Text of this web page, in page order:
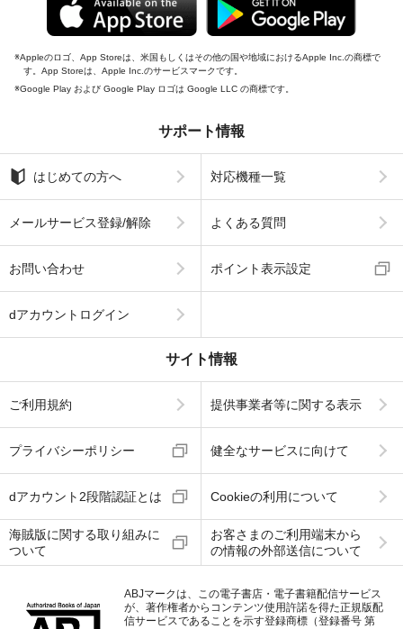
Appleのロゴ、App Storeは、米国もしくはその他の国や地域におけるApple Inc.の商標で
す。App Storeは、Apple Inc.のサービスマークです。
Google Play および Google Play ロゴは Google LLC の商標です。
サポート情報
はじめての方へ 対応機種一覧
メールサービス登録/解除 よくある質問
お問い合わせ ポイント表示設定
dアカウントログイン
サイト情報
ご利用規約 提供事業者等に関する表示
プライバシーポリシー 健全なサービスに向けて
dアカウント2段階認証とは Cookieの利用について
海賊版に関する取り組みに
ついて
お客さまのご利用端末から
の情報の外部送信について
ABJマークは、この電子書店・電子書籍配信サービス
が、著作権者からコンテンツ使用許諾を得た正規版配
信サービスであることを示す登録商標（登録番号 第